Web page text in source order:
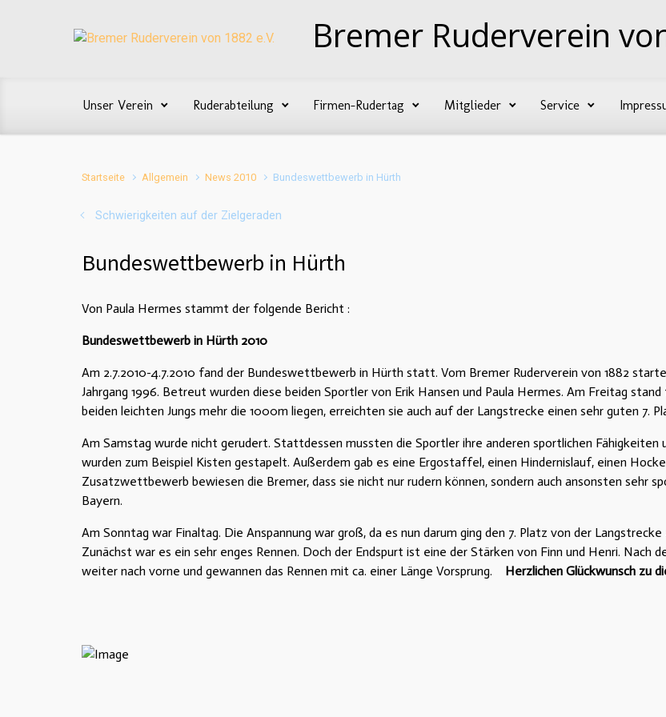
Bremer Ruderverein
Unser Verein Ruderabteilung Firmen-Rudertag Mitglieder Service
Startseite Allgemein News 2010 Bundeswettbewerb in Hürth
Schwierigkeiten auf der Zielgeraden
Bundeswettbewerb in Hürth
Von Paula Hermes stammt der folgende Bericht :
Bundeswettbewerb in Hürth 2010
Am 2.7.2010-4.7.2010 fand der Bundeswettbewerb in Hürth statt. Vom Bremer Ruderverein von 1882
Jahrgang 1996. Betreut wurden diese beiden Sportler von Erik Hansen und Paula Hermes. Am Freitag
beiden leichten Jungs mehr die 1000m liegen, erreichten sie auch auf der Langstrecke einen sehr guten 7.
Am Samstag wurde nicht gerudert. Stattdessen mussten die Sportler ihre anderen sportlichen
wurden zum Beispiel Kisten gestapelt. Außerdem gab es eine Ergostaffel, einen Hindernislauf, einen
Zusatzwettbewerb bewiesen die Bremer, dass sie nicht nur rudern können, sondern auch ansonsten sehr
Bayern.
Am Sonntag war Finaltag. Die Anspannung war groß, da es nun darum ging den 7. Platz von der
Zunächst war es ein sehr enges Rennen. Doch der Endspurt ist eine der Stärken von Finn und Henri. Nach
weiter nach vorne und gewannen das Rennen mit ca. einer Länge Vorsprung. Herzlichen Glückwunsch zu